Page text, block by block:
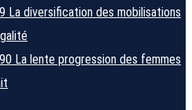
La diversification des mobilisations
La lente progression des femmes